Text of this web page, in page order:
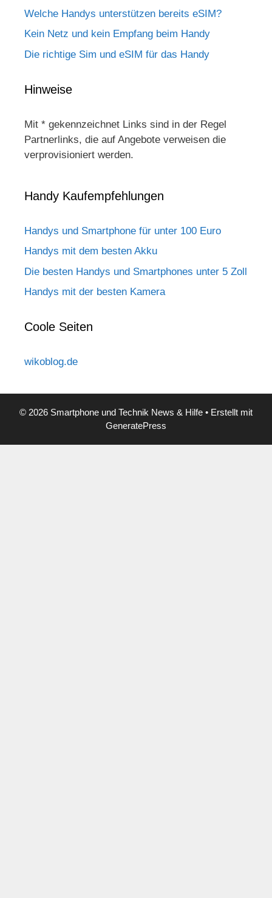
Welche Handys unterstützen bereits eSIM?
Kein Netz und kein Empfang beim Handy
Die richtige Sim und eSIM für das Handy
Hinweise
Mit * gekennzeichnet Links sind in der Regel
Partnerlinks, die auf Angebote verweisen die
verprovisioniert werden.
Handy Kaufempfehlungen
Handys und Smartphone für unter 100 Euro
Handys mit dem besten Akku
Die besten Handys und Smartphones unter 5 Zoll
Handys mit der besten Kamera
Coole Seiten
wikoblog.de
© 2026 Smartphone und Technik News & Hilfe • Erstellt mit
GeneratePress